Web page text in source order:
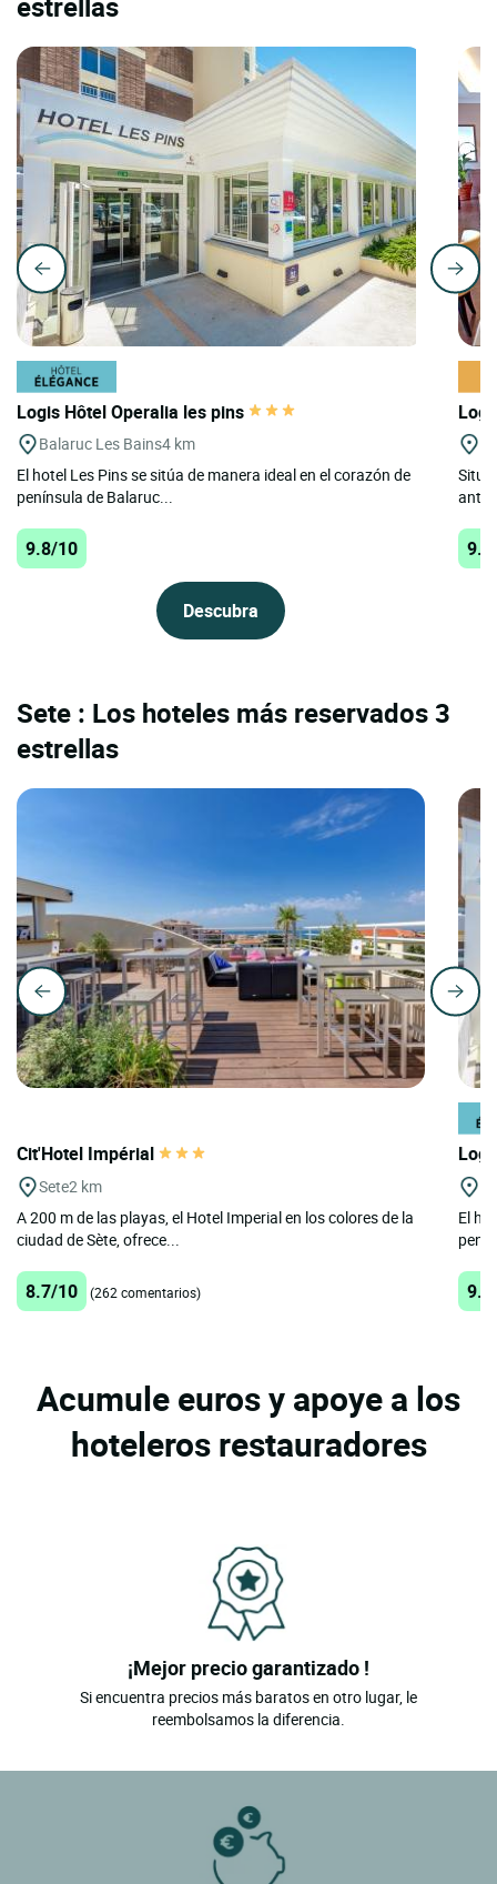
Logis Hôtel Operalia les pins
Balaruc Les Bains4 km
El hotel Les Pins se sitúa de manera ideal en el corazón de
península de Balaruc...
9.8/10
Descubra
Sete : Los hoteles más reservados 3
estrellas
Cit'Hotel Impérial
Sete2 km
A 200 m de las playas, el Hotel Imperial en los colores de la
ciudad de Sète, ofrece...
8.7/10 (262 comentarios)
El
Acumule euros y apoye a los
hoteleros restauradores
¡Mejor precio garantizado !
Si encuentra precios más baratos en otro lugar, le
reembolsamos la diferencia.